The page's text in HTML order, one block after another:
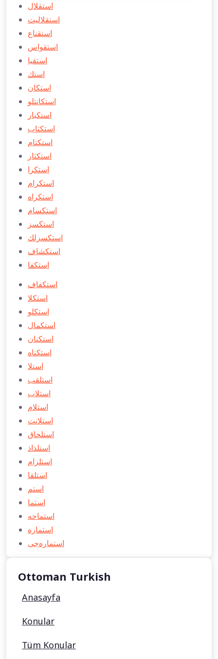
استقلال
استقلاليت
استقناع
استقواس
استقيا
استك
استكان
استكانتلو
استكبار
استكتاب
استكتام
استكثار
استكرا
استكرام
استكراه
استكسام
استكسز
استكسزلك
استكشاف
استكفا
استكفاف
استكلا
استكلو
استكمال
استكنان
استكناه
استلا
استلقب
استلاب
استلام
استلانت
استلحاق
استلذاذ
استلزام
استلقا
استم
استما
استماحه
استماره
استماره‌جی
Ottoman Turkish
Anasayfa
Konular
Tüm Konular